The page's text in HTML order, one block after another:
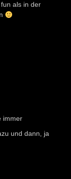
als in der
immer
und dann, ja